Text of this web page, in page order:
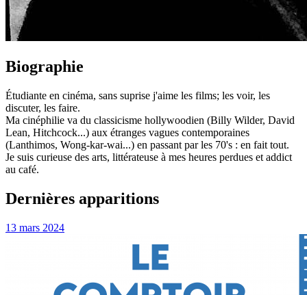
Biographie
Étudiante en cinéma, sans suprise j'aime les films; les voir, les
discuter, les faire.
Ma cinéphilie va du classicisme hollywoodien (Billy Wilder, David
Lean, Hitchcock...) aux étranges vagues contemporaines
(Lanthimos, Wong-kar-wai...) en passant par les 70's : en fait tout.
Je suis curieuse des arts, littérateuse à mes heures perdues et addict
au café.
Dernières apparitions
13 mars 2024